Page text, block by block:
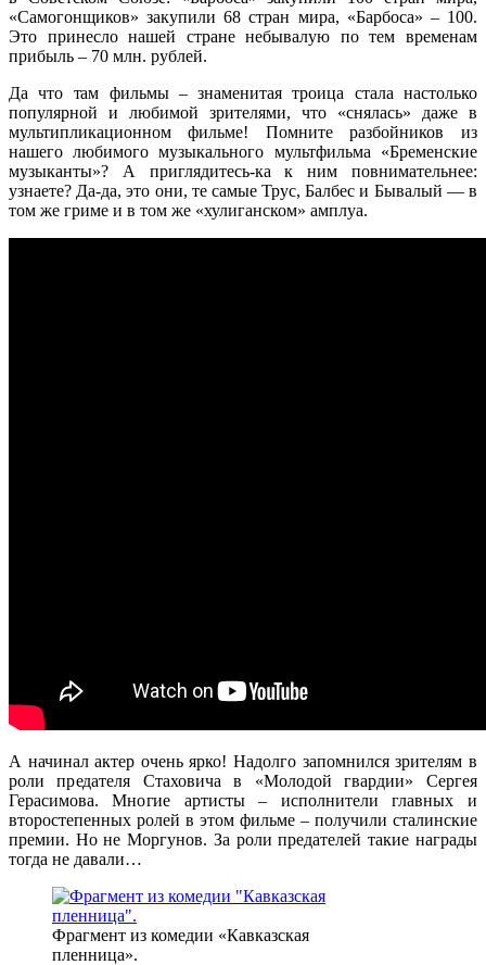
«Самогонщиков» закупили 68 стран мира, «Барбоса» – 100.
Это принесло нашей стране небывалую по тем временам
прибыль – 70 млн. рублей.
Да что там фильмы – знаменитая троица стала настолько
популярной и любимой зрителями, что «снялась» даже в
мультипликационном фильме! Помните разбойников из
нашего любимого музыкального мультфильма «Бременские
музыканты»? А приглядитесь-ка к ним повнимательнее:
узнаете? Да-да, это они, те самые Трус, Балбес и Бывалый — в
том же гриме и в том же «хулиганском» амплуа.
А начинал актер очень ярко! Надолго запомнился зрителям в
роли предателя Стаховича в «Молодой гвардии» Сергея
Герасимова. Многие артисты – исполнители главных и
второстепенных ролей в этом фильме – получили сталинские
премии. Но не Моргунов. За роли предателей такие награды
тогда не давали…
Фрагмент из комедии «Кавказская
пленница».